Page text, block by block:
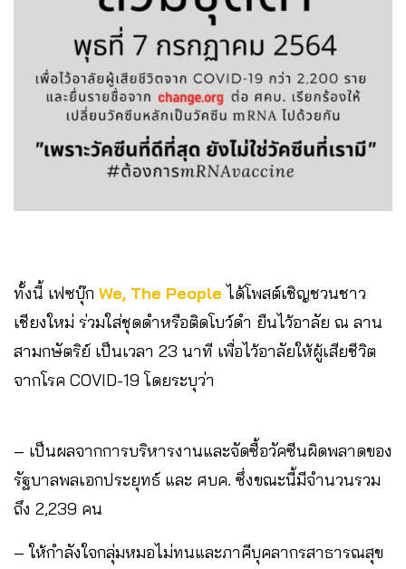
ทั้งนี้ เฟซบุ๊ก We, The People ได้โพสต์เชิญชวนชาว
เชียงใหม่ ร่วมใส่ชุดดำหรือติดโบว์ดำ ยืนไว้อาลัย ณ ลาน
สามกษัตริย์ เป็นเวลา 23 นาที เพื่อไว้อาลัยให้ผู้เสียชีวิต
จากโรค COVID-19 โดยระบุว่า
– เป็นผลจากการบริหารงานและจัดซื้อวัคซีนผิดพลาดของ
รัฐบาลพลเอกประยุทธ์ และ ศบค. ซึ่งขณะนี้มีจำนวนรวม
ถึง 2,239 คน
– ให้กำลังใจกลุ่มหมอไม่ทนและภาคีบุคลากรสาธารณสุข